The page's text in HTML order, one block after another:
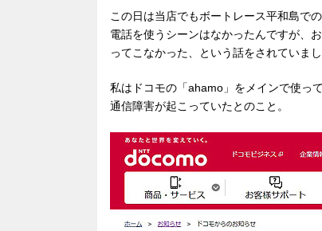
この日は当店でもボートレース平和島で
電話を使うシーンはなかったんですが、
ってこなかった、という話をされていまし
私はドコモの「ahamo」をメインで使っ
通信障害が起こっていたとのこと。